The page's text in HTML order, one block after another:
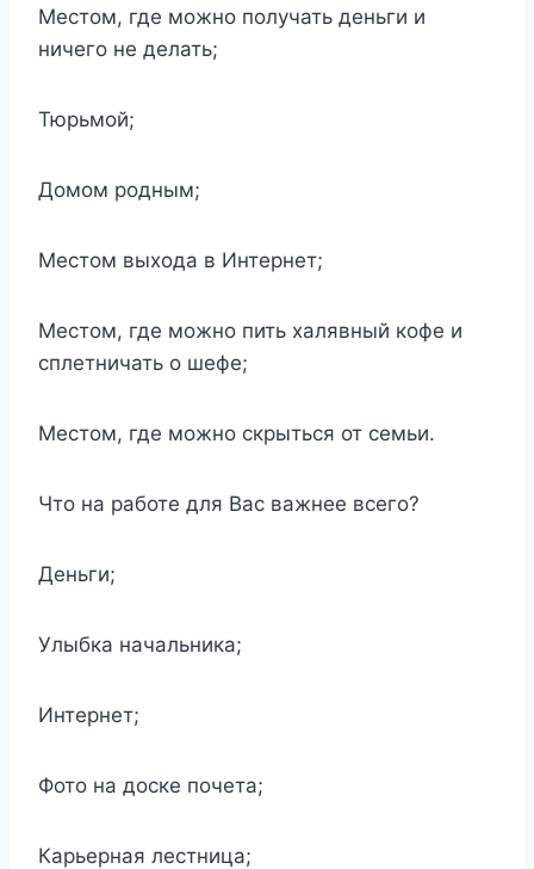
Местом, где можно получать деньги и
ничего не делать;
Тюрьмой;
Домом родным;
Местом выхода в Интернет;
Местом, где можно пить халявный кофе и
сплетничать о шефе;
Местом, где можно скрыться от семьи.
Что на работе для Вас важнее всего?
Деньги;
Улыбка начальника;
Интернет;
Фото на доске почета;
Карьерная лестница;